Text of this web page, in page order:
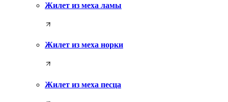
Жилет из меха ламы
Жилет из меха норки
Жилет из меха песца